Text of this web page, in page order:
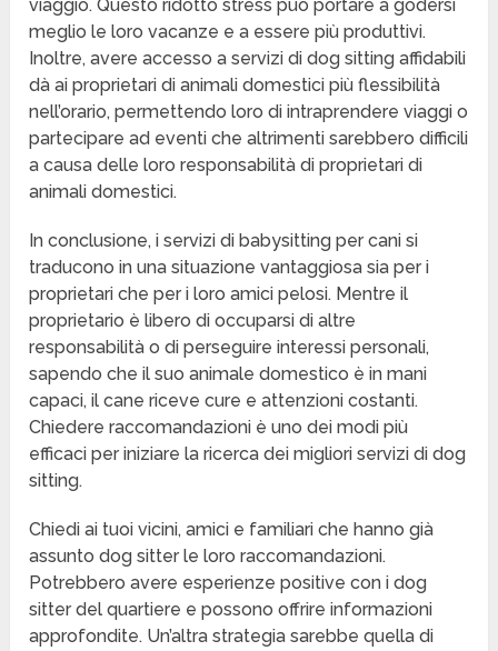
viaggio. Questo ridotto stress può portare a godersi
meglio le loro vacanze e a essere più produttivi.
Inoltre, avere accesso a servizi di dog sitting affidabili
dà ai proprietari di animali domestici più flessibilità
nell’orario, permettendo loro di intraprendere viaggi o
partecipare ad eventi che altrimenti sarebbero difficili
a causa delle loro responsabilità di proprietari di
animali domestici.
In conclusione, i servizi di babysitting per cani si
traducono in una situazione vantaggiosa sia per i
proprietari che per i loro amici pelosi. Mentre il
proprietario è libero di occuparsi di altre
responsabilità o di perseguire interessi personali,
sapendo che il suo animale domestico è in mani
capaci, il cane riceve cure e attenzioni costanti.
Chiedere raccomandazioni è uno dei modi più
efficaci per iniziare la ricerca dei migliori servizi di dog
sitting.
Chiedi ai tuoi vicini, amici e familiari che hanno già
assunto dog sitter le loro raccomandazioni.
Potrebbero avere esperienze positive con i dog
sitter del quartiere e possono offrire informazioni
approfondite. Un’altra strategia sarebbe quella di